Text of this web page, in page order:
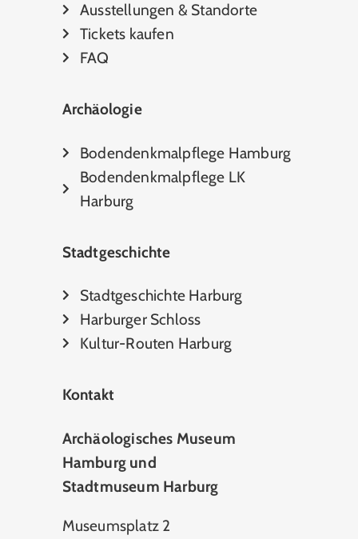
Ausstellungen & Standorte
Tickets kaufen
FAQ
Archäologie
Bodendenkmalpflege Hamburg
Bodendenkmalpflege LK
Harburg
Stadtgeschichte
Stadtgeschichte Harburg
Harburger Schloss
Kultur-Routen Harburg
Kontakt
Archäologisches Museum
Hamburg und
Stadtmuseum Harburg
Museumsplatz 2